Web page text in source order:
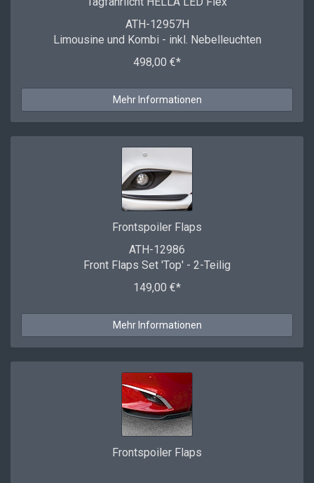
ATH-12957H
Limousine und Kombi - inkl. Nebelleuchten
498,00 €*
Mehr Informationen
Frontspoiler Flaps
ATH-12986
Front Flaps Set 'Top' - 2-Teilig
149,00 €*
Mehr Informationen
Frontspoiler Flaps